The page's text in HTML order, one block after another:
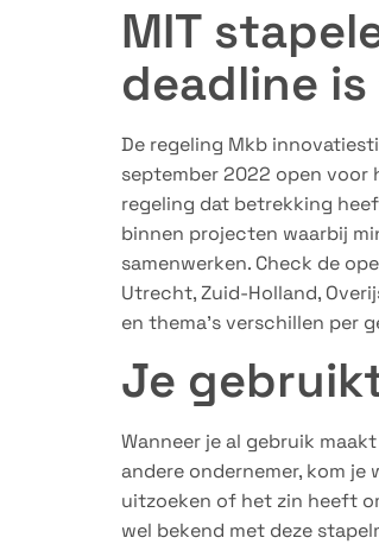
MIT
deadline
De regeling Mkb
september 2022 open voor
regeling dat betrekking
binnen projecten waarbij
samenwerken. Check de
Utrecht, Zuid-Holland,
en thema’s verschillen per
Je
Wanneer je al gebruik
andere ondernemer, kom je
uitzoeken of het zin heeft
wel bekend met deze